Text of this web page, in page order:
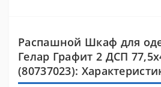
Распашной Шкаф для
Гелар Графит 2 ДСП
(80737023):